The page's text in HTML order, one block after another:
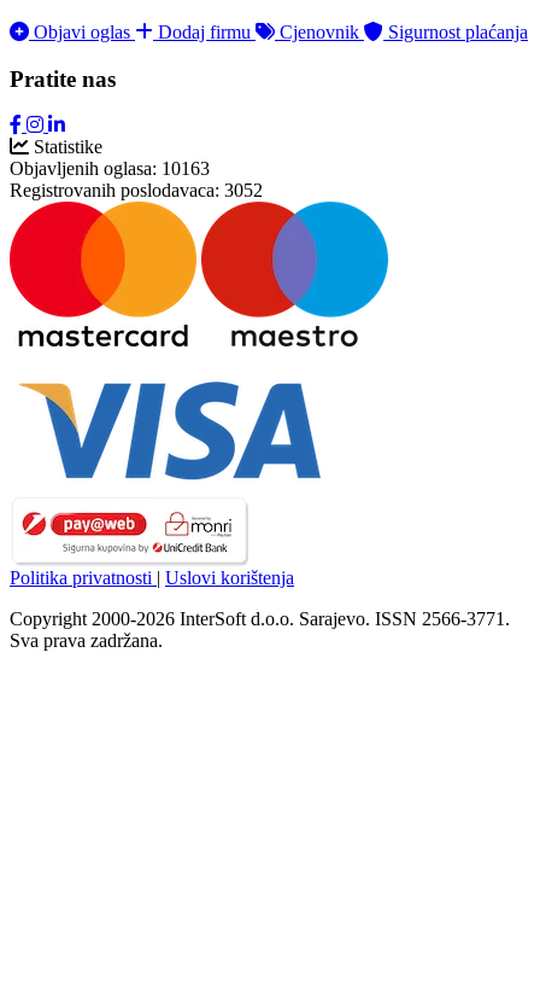
Objavi oglas Dodaj firmu Cjenovnik Sigurnost plaćanja
Pratite nas
Statistike
Objavljenih oglasa: 10163
Registrovanih poslodavaca: 3052
Politika privatnosti
Uslovi korištenja
Copyright 2000-2026 InterSoft d.o.o. Sarajevo. ISSN 2566-3771.
Sva prava zadržana.